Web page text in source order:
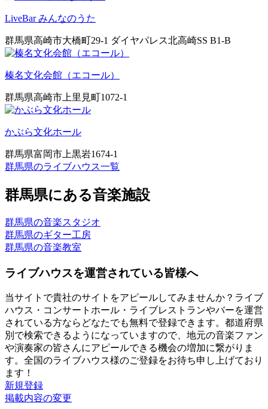
LiveBar みんなのうた
群馬県高崎市大橋町29-1 ダイヤパレス北高崎SS B1-B
榛名文化会館（エコール）
群馬県高崎市上里見町1072-1
かぶら文化ホール
群馬県富岡市上黒岩1674-1
群馬県のライブハウス一覧
群馬県にある音楽施設
群馬県の音楽スタジオ
群馬県のギター工房
群馬県の音楽教室
ライブハウスを運営されている皆様へ
当サイトで貴社のサイトをアピールしてみませんか？ライブ
ハウス・コンサートホール・ライブレストランやバーを運営
されている方ならどなたでも無料で登録できます。都道府県
別で検索できるようになっていますので、地元の音楽ファン
や演奏家の皆さんにアピールできる機会の増加に繋がりま
す。全国のライブハウス様のご登録をお待ち申し上げており
ます！
新規登録
掲載内容の変更